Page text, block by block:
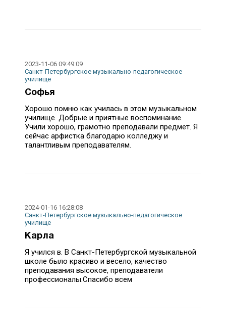
2023-11-06 09:49:09
Санкт-Петербургское музыкально-педагогическое
училище
Софья
Хорошо помню как училась в этом музыкальном
училище. Добрые и приятные воспоминание.
Учили хорошо, грамотно преподавали предмет. Я
сейчас арфистка благодарю колледжу и
талантливым преподавателям.
2024-01-16 16:28:08
Санкт-Петербургское музыкально-педагогическое
училище
Карла
Я учился в. В Санкт-Петербургской музыкальной
школе было красиво и весело, качество
преподавания высокое, преподаватели
профессионалы.Спасибо всем